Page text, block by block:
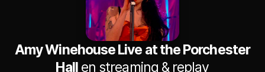
Amy Winehouse Live at the Porchester
Hallen streaming & replay